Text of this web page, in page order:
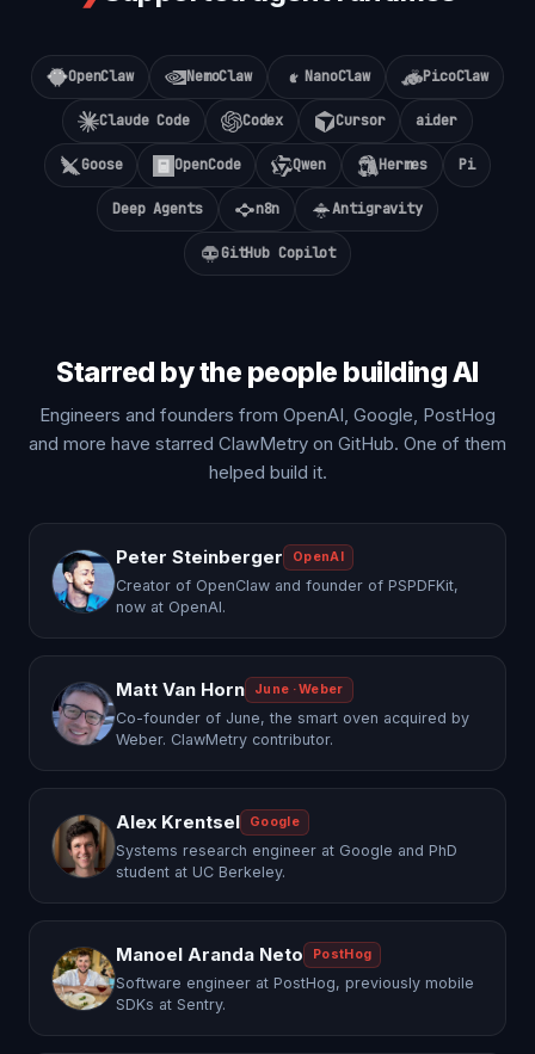
OpenClaw NemoClaw NanoClaw PicoClaw
Claude Code Codex Cursor aider
Goose OpenCode Qwen Hermes Pi
Deep Agents n8n Antigravity
GitHub Copilot
Starred by the people building AI
Engineers and founders from OpenAI, Google, PostHog
and more have starred ClawMetry on GitHub. One of them
helped build it.
Peter Steinberger OpenAI
Creator of OpenClaw and founder of PSPDFKit,
now at OpenAI.
Matt Van Horn June · Weber
Co-founder of June, the smart oven acquired by
Weber. ClawMetry contributor.
Alex Krentsel Google
Systems research engineer at Google and PhD
student at UC Berkeley.
Manoel Aranda Neto PostHog
Software engineer at PostHog, previously mobile
SDKs at Sentry.